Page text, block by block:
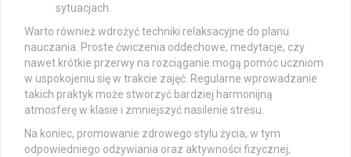
sytuacjach.
Warto również wdrożyć techniki relaksacyjne do planu
nauczania. Proste ćwiczenia oddechowe, medytacje, czy
nawet krótkie przerwy na rozciąganie mogą pomóc uczniom
w uspokojeniu się w trakcie zajęć. Regularne wprowadzanie
takich praktyk może stworzyć bardziej harmonijną
atmosferę w klasie i zmniejszyć nasilenie stresu.
Na koniec, promowanie zdrowego stylu życia, w tym
odpowiedniego odżywiania oraz aktywności fizycznej,